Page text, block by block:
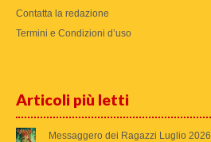
Contatta la redazione
Termini e Condizioni d’uso
Articoli più letti
Messaggero dei Ragazzi Luglio 2026